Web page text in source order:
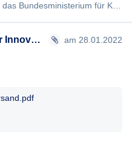
das Bundesministerium für Klimaschutz, Umwelt, Energie, Mobilität, Innovation und Tec…
Bundesministerium für Innovation, Mobilität und Infrastruktur
am 28.01.2022